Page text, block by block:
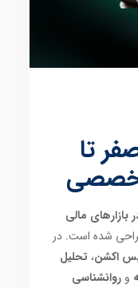
تا
بازارهای مالی
شده است. در
اکشن، تحلیل
وروانشناسی